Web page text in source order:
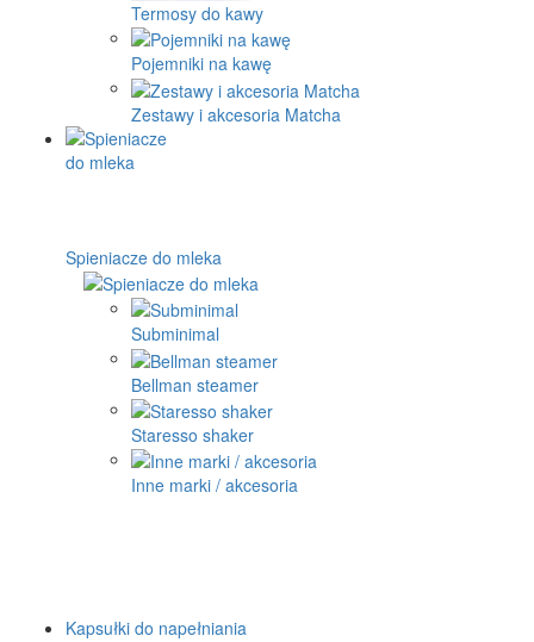
Termosy do kawy
Pojemniki na kawę
Zestawy i akcesoria Matcha
Spieniacze do mleka
Subminimal
Bellman steamer
Staresso shaker
Inne marki / akcesoria
Kapsułki do napełniania